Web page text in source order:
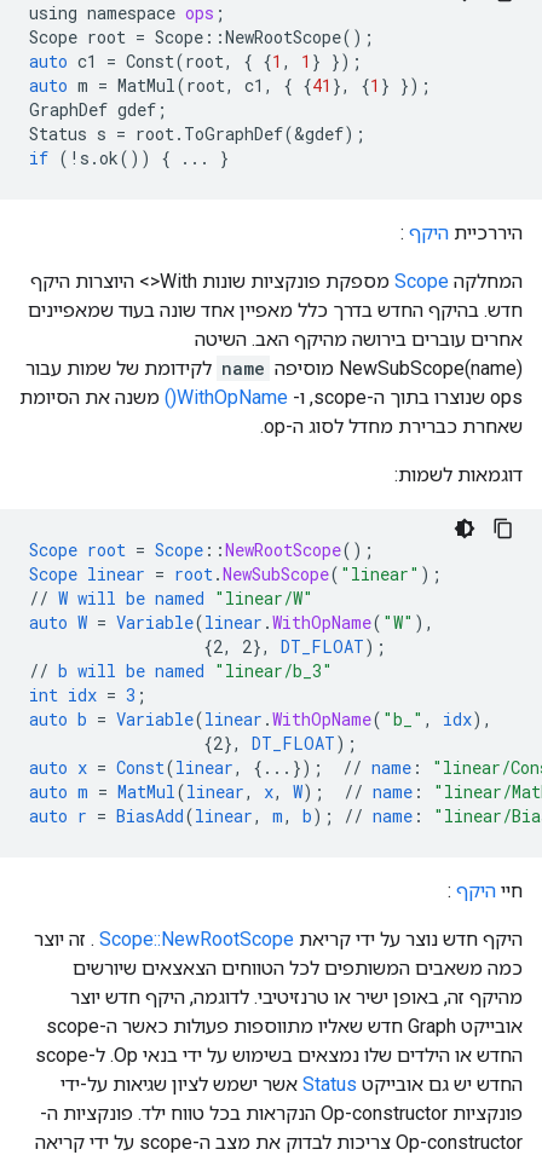
using namespace ops ;
Scope root = Scope ::NewRootScope();
auto c1 = Const(root, { {1 , 1 } });
auto m = MatMul(root, c1 , { {41 }, {1 } });
GraphDef gdef ;
Status s = root. ToGraphDef(&gdef);
if ( ! s .ok()) { ... }
היררכיית היקף :
המחלקה Scope
מספקת פונקציות שונות With<> היוצרות היקף
חדש. בהיקף החדש בדרך כלל מאפיין אחד שונה בעוד שמאפיינים
אחרים עוברים בירושה מהיקף האב. השיטה
NewSubScope(name) מוסיפה
name לקידומת של שמות עבור
ops שנוצרו בתוך ה-scope, ו-
WithOpName()
משנה את הסיומת
שאחרת כברירת מחדל לסוג ה-op.
דוגמאות לשמות:
Scope root = Scope ::NewRootScope();
Scope linear = root.NewSubScope( "linear" );
// W will be named "linear/W"
auto W = Variable(linear .WithOpName( "W" ),
{2, 2}, DT_FLOAT);
// b will be named "linear/b_3"
int idx = 3 ;
auto b = Variable(linear .WithOpName( "b_" , idx),
{2}, DT_FLOAT);
auto x = Const(linear, { ... }); // name :
"linear/
auto m = MatMul(linear, x, W); // name :
"linear/
auto r = BiasAdd(linear, m, b); // name : "linear/
חיי היקף :
היקף חדש נוצר על ידי קריאת Scope::NewRootScope . זה יוצר
כמה משאבים המשותפים לכל הטווחים הצאצאים שיורשים
מהיקף זה, באופן ישיר או טרנזיטיבי. לדוגמה, היקף חדש יוצר
אובייקט Graph חדש שאליו מתווספות פעולות כאשר ה-scope
החדש או הילדים שלו נמצאים בשימוש על ידי בנאי Op. ל-scope
החדש יש גם אובייקט Status אשר ישמש לציון שגיאות על-ידי
פונקציות Op-constructor הנקראות בכל טווח ילד. פונקציות ה-
Op-constructor צריכות לבדוק את מצב ה-scope על ידי קריאה